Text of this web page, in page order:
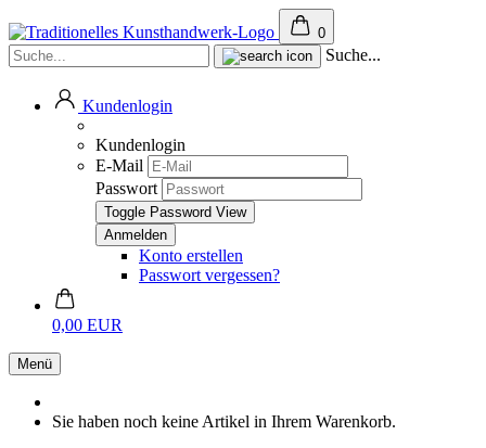
0
Suche...
Kundenlogin
Kundenlogin
E-Mail
Passwort
Toggle Password View
Konto erstellen
Passwort vergessen?
0,00 EUR
Menü
Sie haben noch keine Artikel in Ihrem Warenkorb.